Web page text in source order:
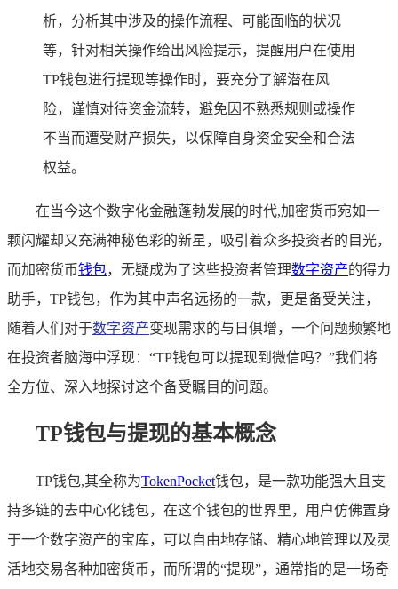
析，分析其中涉及的操作流程、可能面临的状况
等，针对相关操作给出风险提示，提醒用户在使用
TP钱包进行提现等操作时，要充分了解潜在风
险，谨慎对待资金流转，避免因不熟悉规则或操作
不当而遭受财产损失，以保障自身资金安全和合法
权益。
在当今这个数字化金融蓬勃发展的时代,加密货币宛如一
颗闪耀却又充满神秘色彩的新星，吸引着众多投资者的目光，
而加密货币钱包，无疑成为了这些投资者管理数字资产的得力
助手，TP钱包，作为其中声名远扬的一款，更是备受关注，
随着人们对于数字资产变现需求的与日俱增，一个问题频繁地
在投资者脑海中浮现：“TP钱包可以提现到微信吗？”我们将
全方位、深入地探讨这个备受瞩目的问题。
TP钱包与提现的基本概念
TP钱包,其全称为TokenPocket钱包，是一款功能强大且支
持多链的去中心化钱包，在这个钱包的世界里，用户仿佛置身
于一个数字资产的宝库，可以自由地存储、精心地管理以及灵
活地交易各种加密货币，而所谓的“提现”，通常指的是一场奇